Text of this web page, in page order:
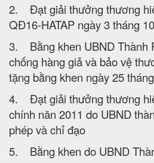
2. Đạt giải thưởng thương
QĐ16-HATAP ngày 3 tháng
3. Bằng khen UBND Thành
chống hàng giả và bảo vệ
tặng bằng khen ngày 25
4. Đạt giải thưởng thương
chính năn 2011 do UBND
phép và chỉ đạo
5. Bằng khen do UBND